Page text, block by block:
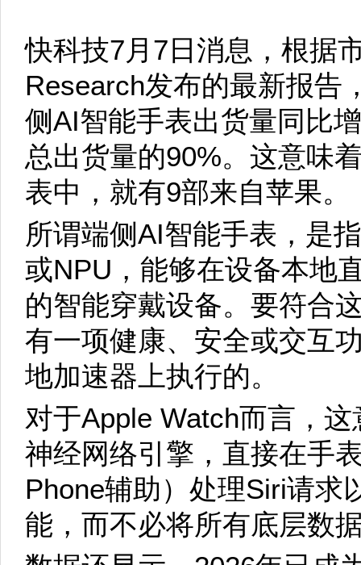
快科技7月7日消息，根据
Research发布的最新报告
侧AI智能手表出货量同比
总出货量的90%。这意味
表中，就有9部来自苹果。
所谓端侧AI智能手表，是
或NPU，能够在设备本地
的智能穿戴设备。要符合
有一项健康、安全或交互
地加速器上执行的。
对于Apple Watch而言，
神经网络引擎，直接在手
Phone辅助）处理Siri请求
能，而不必将所有底层数